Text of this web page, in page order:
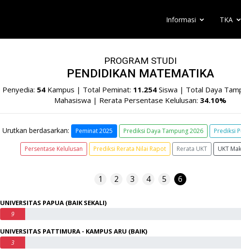
Informasi TKA
PROGRAM STUDI
PENDIDIKAN MATEMATIKA
Penyedia: 54 Kampus | Total Peminat: 11.254 Siswa | Total Daya
Mahasiswa | Rerata Persentase Kelulusan: 34.10%
Urutkan berdasarkan: Peminat 2025 Prediksi Daya Tampung 2026 Prediksi
Persentase Kelulusan Prediksi Rerata Nilai Rapot Rerata UKT UKT
1 2 3 4 5 6
UNIVERSITAS PAPUA (BAIK SEKALI)
9
UNIVERSITAS PATTIMURA - KAMPUS ARU (BAIK)
3